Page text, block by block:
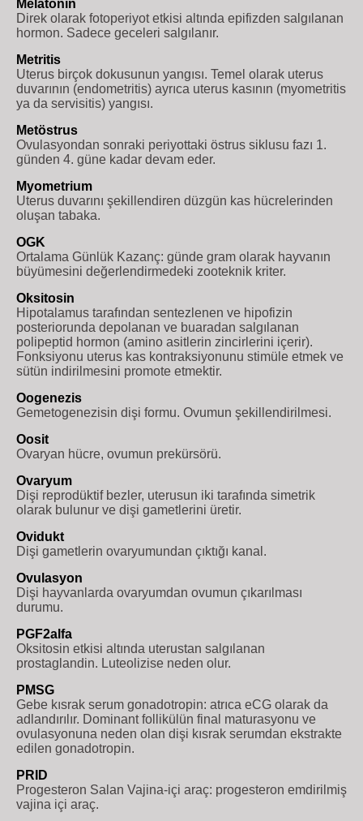
Melatonin
Direk olarak fotoperiyot etkisi altında epifizden salgılanan
hormon. Sadece geceleri salgılanır.
Metritis
Uterus birçok dokusunun yangısı. Temel olarak uterus
duvarının (endometritis) ayrıca uterus kasının (myometritis
ya da servisitis) yangısı.
Metöstrus
Ovulasyondan sonraki periyottaki östrus siklusu fazı 1.
günden 4. güne kadar devam eder.
Myometrium
Uterus duvarını şekillendiren düzgün kas hücrelerinden
oluşan tabaka.
OGK
Ortalama Günlük Kazanç: günde gram olarak hayvanın
büyümesini değerlendirmedeki zooteknik kriter.
Oksitosin
Hipotalamus tarafından sentezlenen ve hipofizin
posteriorunda depolanan ve buaradan salgılanan
polipeptid hormon (amino asitlerin zincirlerini içerir).
Fonksiyonu uterus kas kontraksiyonunu stimüle etmek ve
sütün indirilmesini promote etmektir.
Oogenezis
Gemetogenezisin dişi formu. Ovumun şekillendirilmesi.
Oosit
Ovaryan hücre, ovumun prekürsörü.
Ovaryum
Dişi reprodüktif bezler, uterusun iki tarafında simetrik
olarak bulunur ve dişi gametlerini üretir.
Ovidukt
Dişi gametlerin ovaryumundan çıktığı kanal.
Ovulasyon
Dişi hayvanlarda ovaryumdan ovumun çıkarılması
durumu.
PGF2alfa
Oksitosin etkisi altında uterustan salgılanan
prostaglandin. Luteolizise neden olur.
PMSG
Gebe kısrak serum gonadotropin: atrıca eCG olarak da
adlandırılır. Dominant follikülün final maturasyonu ve
ovulasyonuna neden olan dişi kısrak serumdan ekstrakte
edilen gonadotropin.
PRID
Progesteron Salan Vajina-içi araç: progesteron emdirilmiş
vajina içi araç.